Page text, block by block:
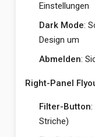
Einstellungen
Dark Mode:
Design um
Abmelden:
Right-Panel
Filter-Button:
Striche)